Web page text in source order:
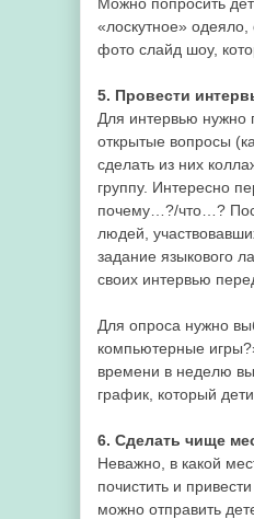
«лоскутное»
фото слайд шоу,
5. Провести
Для интервью нужно
открытые вопросы
сделать из них
группу. Интересно
почему…?/что…?
людей,
задание языкового
своих интервью
Для опроса нужно
компьютерные
времени в неделю вы
график, который
6. Сделать чище
Неважно, в какой
почистить и
можно отправить